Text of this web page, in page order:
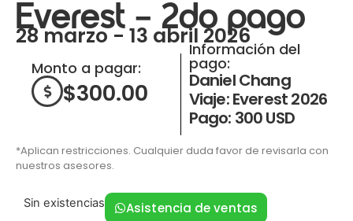
Everest – 2do pago
28 marzo - 13 abril 2026
Monto a pagar:
$300.00
Información del
pago:
Daniel Chang
Viaje: Everest 2026
Pago: 300 USD
*Aplican restricciones. Cualquier duda favor de revisarla con
nuestros asesores.
Sin existencias Asistencia de ventas